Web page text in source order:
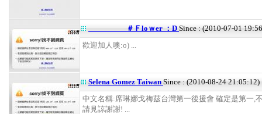
＃Ｆloｗer ：D Since : (2010-07-01
歡迎加人噢:o) ...
Selena Gomez Taiwan Since : (2010-08-24 21:05:12)
中文名稱:席琳娜戈梅茲台灣第一後援會 確定是第一,
請見諒謝謝! ...